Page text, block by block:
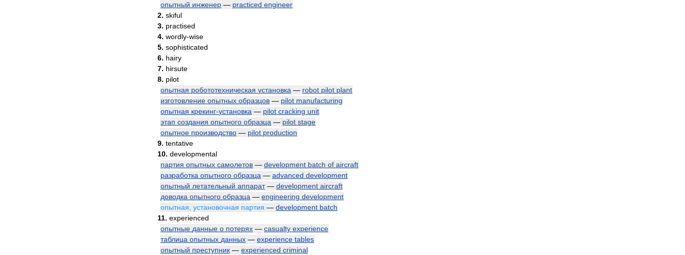
опытный инженер — practiced engineer
2. skiful
3. practised
4. wordly-wise
5. sophisticated
6. hairy
7. hirsute
8. pilot
опытная робототехническая установка — robot pilot plant
изготовление опытных образцов — pilot manufacturing
опытная крекинг-установка — pilot cracking unit
этап создания опытного образца — pilot stage
опытное производство — pilot production
9. tentative
10. developmental
партия опытных самолетов — development batch of aircraft
разработка опытного образца — advanced development
опытный летательный аппарат— development aircraft
доводка опытного образца — engineering development
опытная установочная партия — development batch
11. experienced
опытные данные о потерях — casualty experience
таблица опытных данных — experience tables
опытный преступник — experienced criminal